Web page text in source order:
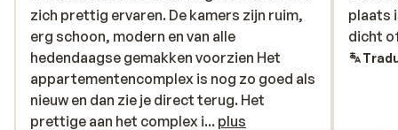
zich prettig ervaren. De kamers zijn ruim,
erg schoon, modern en van alle
hedendaagse gemakken voorzien Het
appartementencomplex is nog zo goed als
nieuw en dan zie je direct terug. Het
prettige aan het complex is het
zich prettig ervaren. De kamers zijn ruim,
erg schoon, modern en van alle
hedendaagse gemakken voorzien Het
appartementencomplex is nog zo goed als
nieuw en dan zie je direct terug. Het
prettige aan het complex i... plus
plaats
dicht
plaats
dicht